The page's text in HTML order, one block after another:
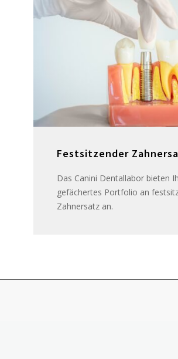
Festsitzender
Das Canini Dentallabor bieten
gefächertes Portfolio an
Zahnersatz an.